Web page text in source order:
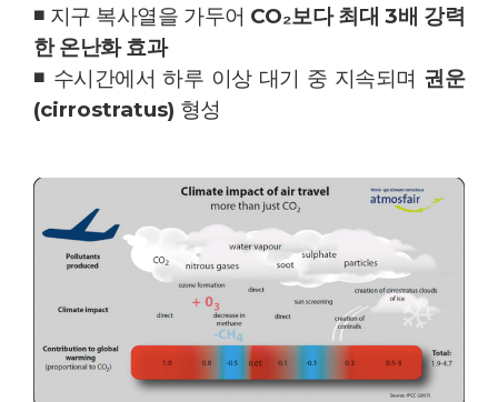
◾ 지구 복사열을 가두어 CO₂보다 최대 3배 강력
한 온난화 효과
◾ 수시간에서 하루 이상 대기 중 지속되며 권운
(cirrostratus) 형성